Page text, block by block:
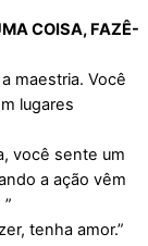
COISA, FAZÊ-
maestria. Você
lugares
você sente um
a ação vêm
tenha amor.”